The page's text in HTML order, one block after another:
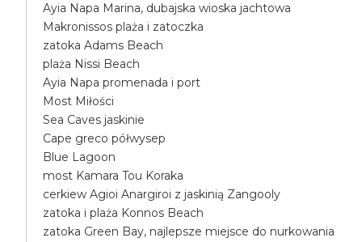
Ayia Napa Marina, dubajska wioska jachtowa
Makronissos plaża i zatoczka
zatoka Adams Beach
plaża Nissi Beach
Ayia Napa promenada i port
Most Miłości
Sea Caves jaskinie
Cape greco półwysep
Blue Lagoon
most Kamara Tou Koraka
cerkiew Agioi Anargiroi z jaskinią Zangooly
zatoka i plaża Konnos Beach
zatoka Green Bay, najlepsze miejsce do nurkowania